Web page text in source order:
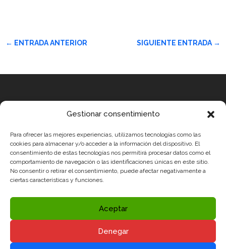
Gestionar consentimiento
Para ofrecer las mejores experiencias, utilizamos tecnologías como las
cookies para almacenar y/o acceder a la información del dispositivo. El
consentimiento de estas tecnologías nos permitirá procesar datos como el
comportamiento de navegación o las identificaciones únicas en este sitio.
No consentir o retirar el consentimiento, puede afectar negativamente a
ciertas características y funciones.
Aceptar
Denegar
← ENTRADA ANTERIOR SIGUIENTE ENTRADA→
ROBOTIX CASTELLÓN
INGENIOOS VALENCIA
CERCA ALICANTE
Condiciones legales
Política de Privacidad y Aviso Legal
Política de Cookies